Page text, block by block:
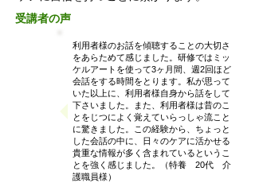
受講者の声
利用者様のお話を傾聴することの大切さ
をあらためて感じました。 研修ではミッ
ケルアートを使って3ヶ月間、週2回ほど
会話をする時間をとります。私が思って
いた以上に、利用者様⾃⾝から話をして
下さいました。また、利用者様は昔のこ
とをじつによく覚えていらっしゃ流こと
に驚きました。この経験から、ちょっと
した会話の中に、⽇々のケアに活かせる
貴重な情報が多く含まれているというこ
とを強く感じました。（特養 20代 介
護職員様）